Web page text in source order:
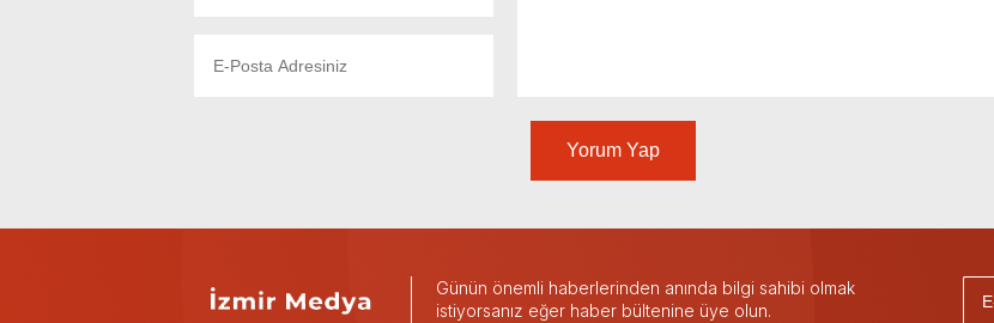
Yorum Yap
Günün önemli haberlerinden anında bilgi sahibi olmak
istiyorsanız eğer haber bültenine üye olun.